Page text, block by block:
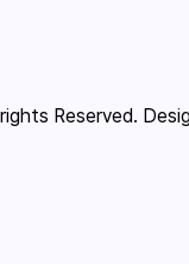
Reserved.